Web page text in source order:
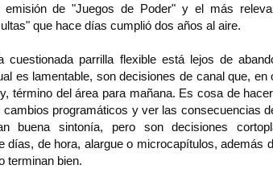
de "Juegos de Poder" y el más
que hace días cumplió dos años al aire.
cuestionada parrilla flexible está lejos de
es lamentable, son decisiones de canal que,
término del área para mañana. Es cosa de
cambios programáticos y ver las consecuencias
buena sintonía, pero son decisiones
días, de hora, alargue o microcapítulos, además
terminan bien.